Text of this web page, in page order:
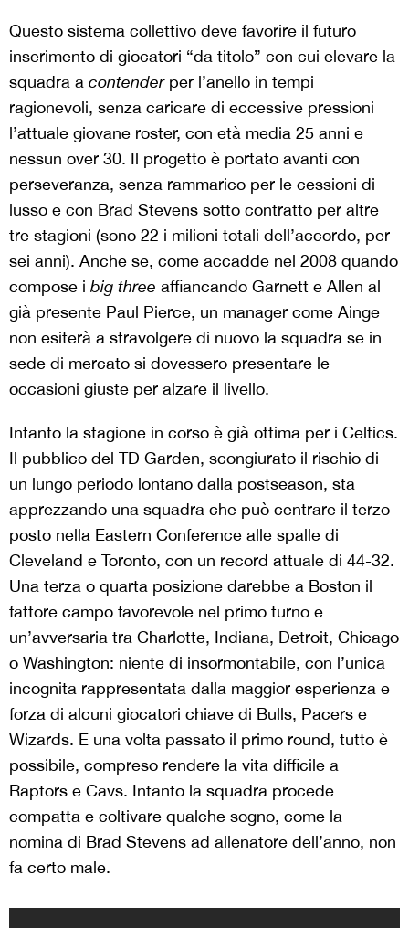
Questo sistema collettivo deve favorire il futuro
inserimento di giocatori “da titolo” con cui elevare la
squadra a contenderper l’anello in tempi
ragionevoli, senza caricare di eccessive pressioni
l’attuale giovane roster, con età media 25 anni e
nessun over 30. Il progetto è portato avanti con
perseveranza, senza rammarico per le cessioni di
lusso e con Brad Stevens sotto contratto per altre
tre stagioni (sono 22 i milioni totali dell’accordo, per
sei anni). Anche se, come accadde nel 2008 quando
compose i big three affiancando Garnett e Allen al
già presente Paul Pierce, un manager come Ainge
non esiterà a stravolgere di nuovo la squadra se in
sede di mercato si dovessero presentare le
occasioni giuste per alzare il livello.
Intanto la stagione in corso è già ottima per i Celtics.
Il pubblico del TD Garden, scongiurato il rischio di
un lungo periodo lontano dalla postseason, sta
apprezzando una squadra che può centrare il terzo
posto nella Eastern Conference alle spalle di
Cleveland e Toronto, con un record attuale di 44-32.
Una terza o quarta posizione darebbe a Boston il
fattore campo favorevole nel primo turno e
un’avversaria tra Charlotte, Indiana, Detroit, Chicago
o Washington: niente di insormontabile, con l’unica
incognita rappresentata dalla maggior esperienza e
forza di alcuni giocatori chiave di Bulls, Pacers e
Wizards. E una volta passato il primo round, tutto è
possibile, compreso rendere la vita difficile a
Raptors e Cavs. Intanto la squadra procede
compatta e coltivare qualche sogno, come la
nomina di Brad Stevens ad allenatore dell’anno, non
fa certo male.